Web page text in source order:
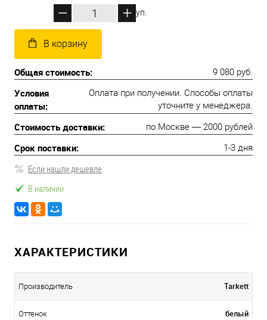
уп.
В корзину
Общая стоимость: 9 080 руб.
Условия
оплаты:
Оплата при получении. Способы оплаты
уточните у менеджера.
Стоимость доставки: по Москве — 2000 рублей
Срок поставки: 1-3 дня
Если нашли дешевле
В наличии
ХАРАКТЕРИСТИКИ
Производитель Tarkett
Оттенок белый